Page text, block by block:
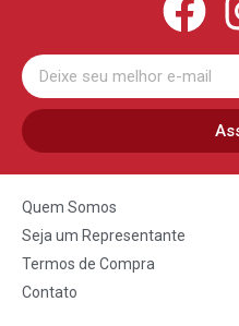
Quem Somos
Seja um Representante
Termos de Compra
Contato